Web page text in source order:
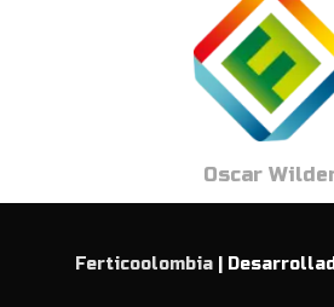
Oscar
Ferticoolombia |